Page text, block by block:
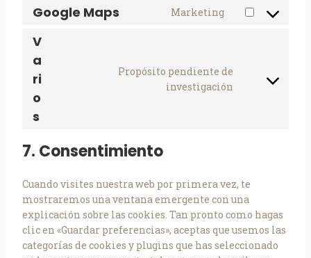
Google Maps Marketing
V
a
ri
o
s
Propósito pendiente de
investigación
7. Consentimiento
Cuando visites nuestra web por primera vez, te
mostraremos una ventana emergente con una
explicación sobre las cookies. Tan pronto como hagas
clic en «Guardar preferencias», aceptas que usemos las
categorías de cookies y plugins que has seleccionado